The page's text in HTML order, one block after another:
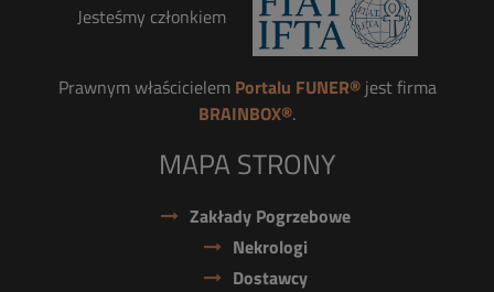
Jesteśmy członkiem
Prawnym właścicielem Portalu FUNER®jest firma
BRAINBOX®.
MAPA STRONY
Zakłady Pogrzebowe
Nekrologi
Dostawcy